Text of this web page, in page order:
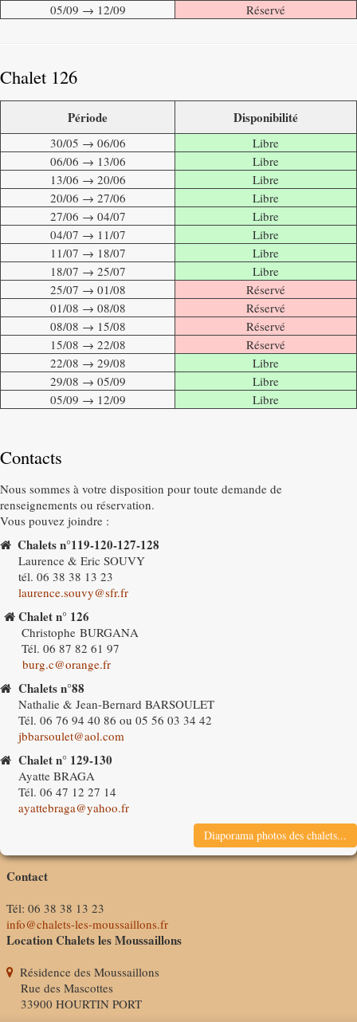
05/09 → 12/09
Réservé
Chalet 126
Période Disponibilité
30/05 → 06/06
Libre
06/06 → 13/06
Libre
13/06 → 20/06
Libre
20/06 → 27/06
Libre
27/06 → 04/07
Libre
04/07 → 11/07
Libre
11/07 → 18/07
Libre
18/07 → 25/07
Libre
25/07 → 01/08
Réservé
01/08 → 08/08
Réservé
08/08 → 15/08
Réservé
15/08 → 22/08
Réservé
22/08 → 29/08
Libre
29/08 → 05/09
Libre
05/09 → 12/09
Libre
Contacts
Nous sommes à votre disposition pour toute demande de
renseignements ou réservation.
Vous pouvez joindre :
Chalets n°119-120-127-128
Laurence & Eric SOUVY
tél. 06 38 38 13 23
laurence.souvy@sfr.fr
Chalet n° 126
Christophe BURGANA
Tél. 06 87 82 61 97
burg.c@orange.fr
Chalets n°88
Nathalie & Jean-Bernard BARSOULET
Tél. 06 76 94 40 86 ou 05 56 03 34 42
jbbarsoulet@aol.com
Chalet n° 129-130
Ayatte BRAGA
Tél. 06 47 12 27 14
ayattebraga@yahoo.fr
Diaporama photos des chalets...
Contact
Tél: 06 38 38 13 23
info@chalets-les-moussaillons.fr
Location Chalets les Moussaillons
Résidence des Moussaillons
Rue des Mascottes
33900 HOURTIN PORT